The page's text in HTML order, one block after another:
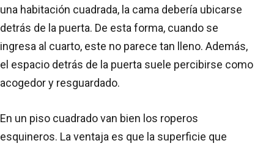
una habitación cuadrada, la cama debería ubicarse
detrás de la puerta. De esta forma, cuando se
ingresa al cuarto, este no parece tan lleno. Además,
el espacio detrás de la puerta suele percibirse como
acogedor y resguardado.
En un piso cuadrado van bien los roperos
esquineros. La ventaja es que la superficie que